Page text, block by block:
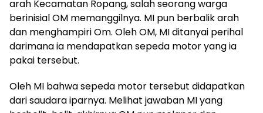
arah Kecamatan Ropang, salah seorang warga
berinisial OM memanggilnya. MI pun berbalik arah
dan menghampiri Om. Oleh OM, MI ditanyai perihal
darimana ia mendapatkan sepeda motor yang ia
pakai tersebut.
Oleh MI bahwa sepeda motor tersebut didapatkan
dari saudara iparnya. Melihat jawaban MI yang